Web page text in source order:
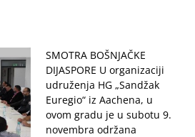
SMOTRA BOŠNJAČKE
DIJASPORE U organizaciji
udruženja HG „Sandžak
Euregio“ iz Aachena, u
ovom gradu je u subotu 9.
novembra održana